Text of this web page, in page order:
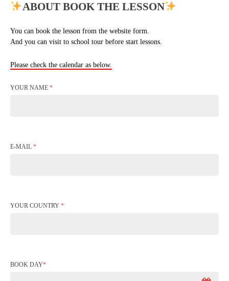
ABOUT BOOK THE LESSON
You can book the lesson from the website form.
And you can visit to school tour before start lessons.
Please check the calendar as below.
YOUR NAME *
E-MAIL *
YOUR COUNTRY *
BOOK DAY*